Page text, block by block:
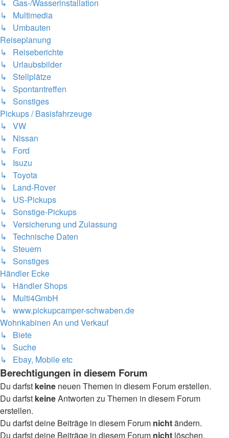
↳ Gas-/Wasserinstallation
↳ Multimedia
↳ Umbauten
Reiseplanung
↳ Reiseberichte
↳ Urlaubsbilder
↳ Stellplätze
↳ Spontantreffen
↳ Sonstiges
Pickups / Basisfahrzeuge
↳ VW
↳ Nissan
↳ Ford
↳ Isuzu
↳ Toyota
↳ Land-Rover
↳ US-Pickups
↳ Sonstige-Pickups
↳ Versicherung und Zulassung
↳ Technische Daten
↳ Steuern
↳ Sonstiges
Händler Ecke
↳ Händler Shops
↳ Multi4GmbH
↳ www.pickupcamper-schwaben.de
Wohnkabinen An und Verkauf
↳ Biete
↳ Suche
↳ Ebay, Mobile etc
Berechtigungen in diesem Forum
Du darfst keine neuen Themen in diesem Forum erstellen.
Du darfst keineAntworten zu Themen in diesem Forum
erstellen.
Du darfst deine Beiträge in diesem Forum nichtändern.
Du darfst deine Beiträge in diesem Forum nicht löschen.